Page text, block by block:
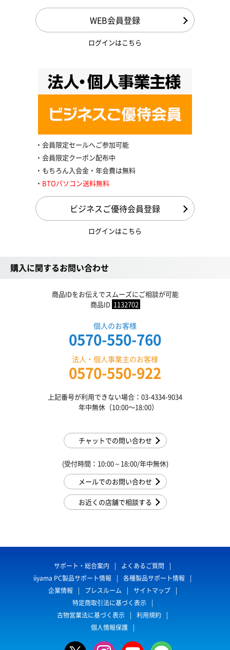
WEB会員登録
ログインはこちら
会員限定セールへご参加可能
会員限定クーポン配布中
もちろん入会金・年会費は無料
BTOパソコン送料無料
ビジネスご優待会員登録
ログインはこちら
購入に関するお問い合わせ
商品IDをお伝えでスムーズにご相談が可能
商品ID 1132702
個人のお客様
0570-550-760
法人・個人事業主のお客様
0570-550-922
上記番号が利用できない場合：03-4334-9034
年中無休（10:00〜18:00）
チャットでの問い合わせ
(受付時間：10:00～18:00/年中無休)
メールでのお問い合わせ
お近くの店舗で相談する
サポート・総合案内
よくあるご質問
iiyama PC製品サポート情報
各種製品サポート情報
企業情報
プレスルーム
サイトマップ
特定商取引法に基づく表示
古物営業法に基づく表示
利用規約
個人情報保護